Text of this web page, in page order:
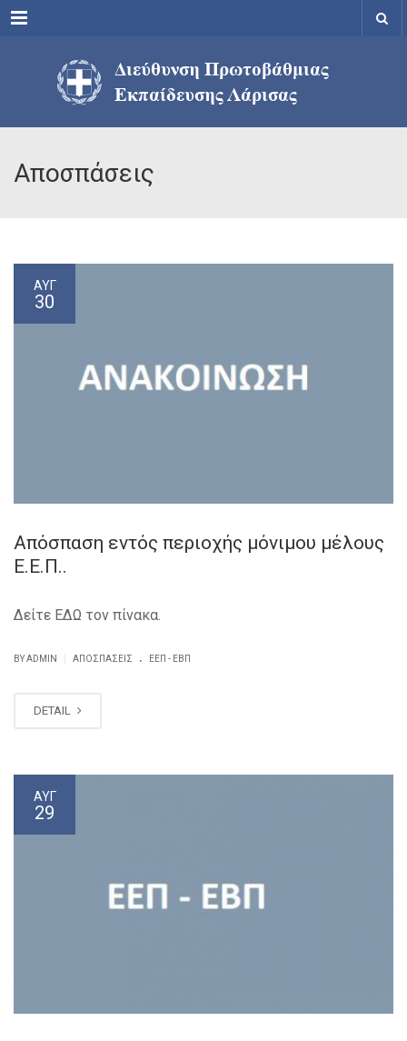
Menu
Αποσπάσεις
ΑΥΓ
30
Απόσπαση εντός περιοχής μόνιμου μέλους
Ε.Ε.Π..
Δείτε ΕΔΩ τον πίνακα.
BY ADMIN ΑΠΟΣΠΆΣΕΙΣ . ΕΕΠ - ΕΒΠ
DETAIL
ΑΥΓ
29